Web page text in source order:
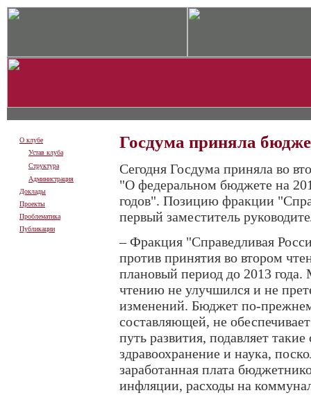
О клубе
Устав клуба
Структура
Администрация
Доклады
Проекты
Проблематика
Публикации
Госдума приняла
Сегодня Госдума приняла во
"О федеральном бюджете на
годов". Позицию фракции
первый заместитель
– Фракция "Справедливая
против принятия во втором
плановый период до 2013
чтению не улучшился и не
изменений. Бюджет по-
составляющей, не
путь развития, подавляет
здравоохранение и наука,
заработанная плата
инфляции, расходы на